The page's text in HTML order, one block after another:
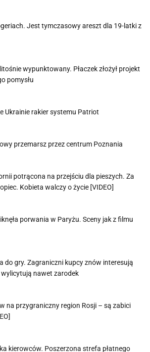
Jest tymczasowy areszt dla 19-latki z
wypunktowany. Płaczek złożył projekt
pomysłu
Ukrainie rakier systemu Patriot
przemarsz przez centrum Poznania
potrącona na przejściu dla pieszych. Za
Kobieta walczy o życie [VIDEO]
porwania w Paryżu. Sceny jak z filmu
do gry. Zagraniczni kupcy znów interesują
nawet zarodek
na przygraniczny region Rosji – są zabici
kierowców. Poszerzona strefa płatnego